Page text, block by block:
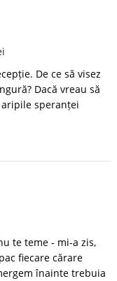
De ce să visez
Dacă vreau să
speranței
te teme - mi-a zis,
fiecare cărare
înainte trebuia